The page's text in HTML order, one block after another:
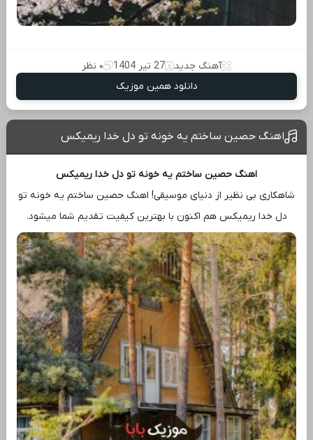
آهنگ جدید 27 تیر 1404
۰ نظر
دانلود همین موزیک
اهنگ حصین ساختم یه خونه تو دل خدا ریمیکس
اهنگ حصین ساختم یه خونه تو دل خدا ریمیکس
شاهکاری بی ‌نظیر از دنیای موسیقی! اهنگ حصین ساختم یه خونه تو
دل خدا ریمیکس هم اکنون با بهترین کیفیت تقدیم شما میشود.